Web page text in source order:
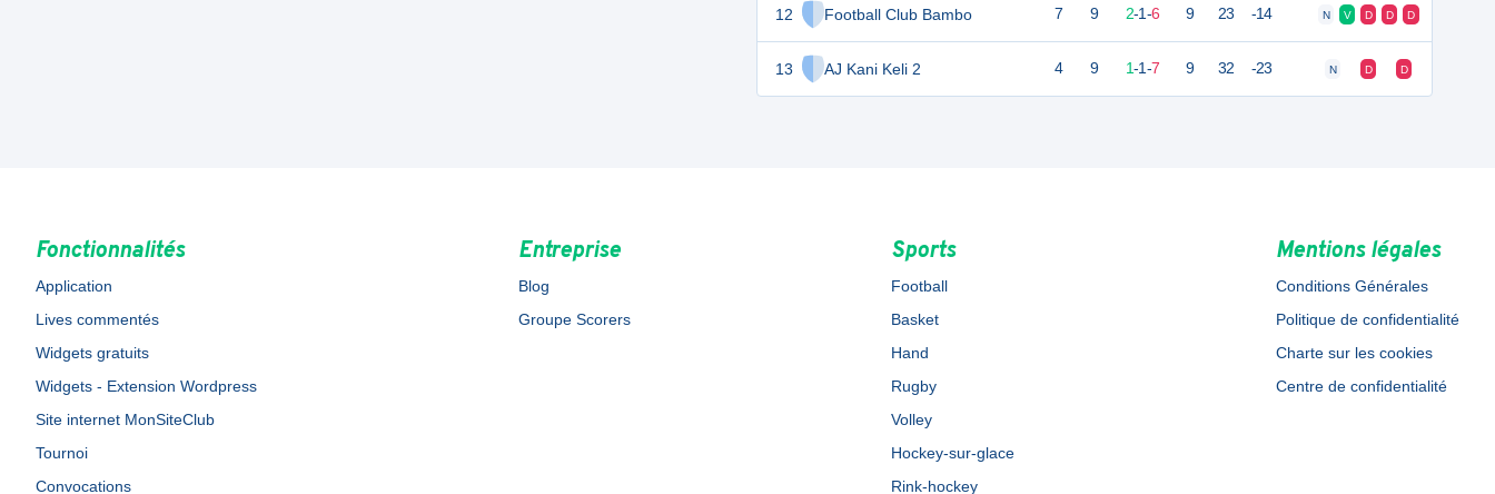
12 Football Club Bambo
13 AJ Kani Keli 2
7 9 2-1-6 9 23 -14 N V D D D
4 9 1-1-7 9 32 -23 N D D
Fonctionnalités
Application
Lives commentés
Widgets gratuits
Widgets - Extension Wordpress
Site internet MonSiteClub
Tournoi
Convocations
Entreprise
Blog
Groupe Scorers
Sports
Football
Basket
Hand
Rugby
Volley
Hockey-sur-glace
Rink-hockey
Mentions légales
Conditions Générales
Politique de confidentialité
Charte sur les cookies
Centre de confidentialité